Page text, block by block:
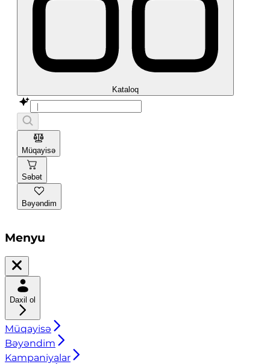
Kataloq
Müqayisə
Səbət
Bəyəndim
Menyu
Daxil ol
Müqayisə
Bəyəndim
Kampaniyalar